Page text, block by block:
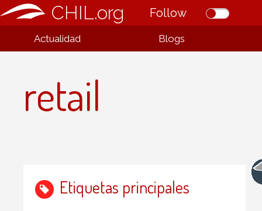
CHIL.org Follow
Actualidad Blogs
retail
Etiquetas principales